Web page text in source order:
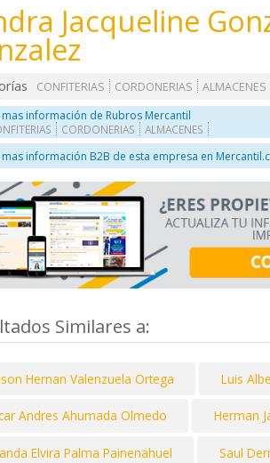
Jacqueline
CONFITERIAS CORDONERIAS
ALMACENES
mas información de Rubros Mercantil
CORDONERIAS ALMACENES
mas información B2B de esta empresa en
Similares a:
Hernan Valenzuela Ortega Luis
Andres Ahumada Olmedo Herman
Elvira Palma Painenahuel Saul